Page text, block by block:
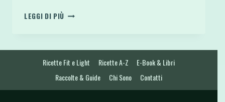
LEGGI DI PIÙ STRUDEL
CON
SALMONE
Ricette Fit e Light Ricette A-Z
E-Book & Libri
Raccolte & Guide
Chi Sono Contatti